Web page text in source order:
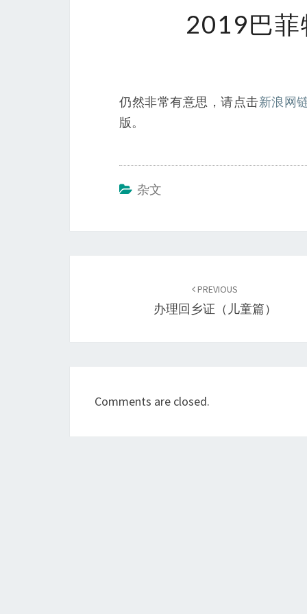
2019巴菲
仍然非常有意思，请点击新浪网
版。
杂文
PREVIOUS
办理回乡证（儿童篇）
Comments are closed.